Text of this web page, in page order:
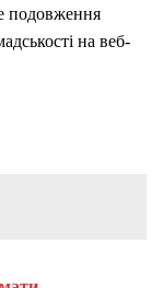
подовження
на веб-